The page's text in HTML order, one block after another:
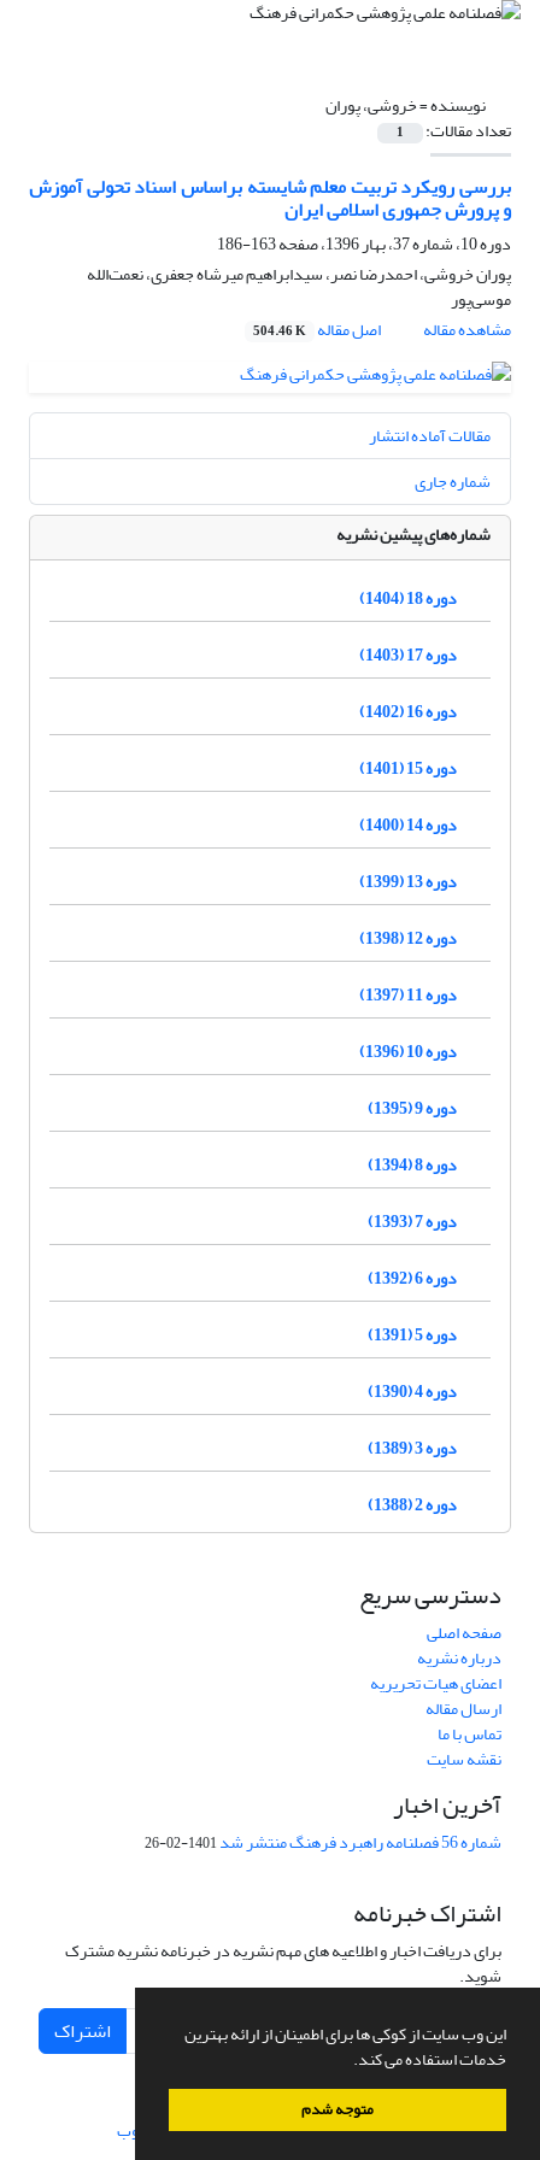
این وب سایت از کوکی ها برای اطمینان از ارائه بهترین
خدمات استفاده می کند.
متوجه شدم
نویسنده =خروشی، پوران
تعداد مقالات: 1
بررسی رویکرد تربیت معلم شایسته براساس اسناد تحولی آموزش
و پرورش جمهوری اسلامی ایران
دوره 10، شماره 37، بهار 1396، صفحه
163-186
پوران خروشی، احمدرضا نصر، سیدابراهیم میرشاه جعفری، نعمت‌الله
موسی‌پور
مشاهده مقاله
اصل مقاله 504.46 K
مقالات آماده انتشار
شماره جاری
شماره‌های پیشین نشریه
دوره 18 (1404)
دوره 17 (1403)
دوره 16 (1402)
دوره 15 (1401)
دوره 14 (1400)
دوره 13 (1399)
دوره 12 (1398)
دوره 11 (1397)
دوره 10 (1396)
دوره 9 (1395)
دوره 8 (1394)
دوره 7 (1393)
دوره 6 (1392)
دوره 5 (1391)
دوره 4 (1390)
دوره 3 (1389)
دوره 2 (1388)
دسترسی سریع
صفحه اصلی
درباره نشریه
اعضای هیات تحریریه
ارسال مقاله
تماس با ما
نقشه سایت
آخرین اخبار
شماره 56 فصلنامه راهبرد فرهنگ منتشر شد 1401-02-26
اشتراک خبرنامه
برای دریافت اخبار و اطلاعیه های مهم نشریه در خبرنامه نشریه مشترک
شوید.
اشتراک
سامانه مدیریت نشریات علمی.طراحی و پیاده سازی از سیناوب